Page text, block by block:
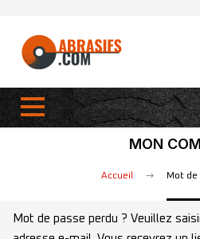
MON
Accueil Mot
Mot de passe perdu ? Veuillez